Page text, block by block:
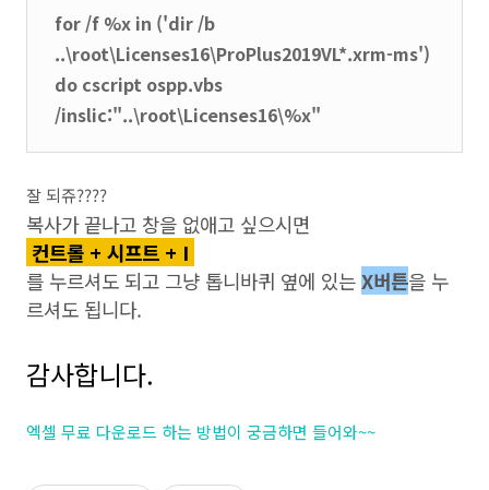
for /f %x in ('dir /b
..\root\Licenses16\ProPlus2019VL*.xrm-ms')
do cscript ospp.vbs
/inslic:"..\root\Licenses16\%x"
잘 되쥬????
복사가 끝나고 창을 없애고 싶으시면
컨트롤 + 시프트 + I
를 누르셔도 되고 그냥 톱니바퀴 옆에 있는X버튼을 누
르셔도 됩니다.
감사합니다.
엑셀 무료 다운로드 하는 방법이 궁금하면 들어와~~